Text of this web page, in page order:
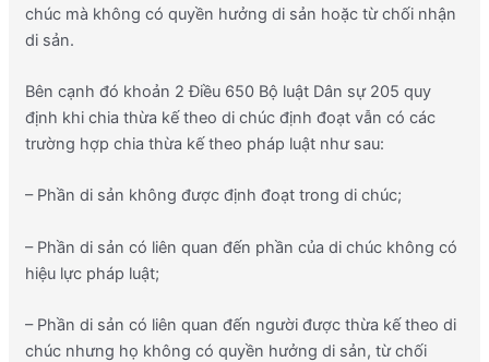
chúc mà không có quyền hưởng di sản hoặc từ chối nhận
di sản.
Bên cạnh đó khoản 2 Điều 650 Bộ luật Dân sự 205 quy
định khi chia thừa kế theo di chúc định đoạt vẫn có các
trường hợp chia thừa kế theo pháp luật như sau:
– Phần di sản không được định đoạt trong di chúc;
– Phần di sản có liên quan đến phần của di chúc không có
hiệu lực pháp luật;
– Phần di sản có liên quan đến người được thừa kế theo di
chúc nhưng họ không có quyền hưởng di sản, từ chối